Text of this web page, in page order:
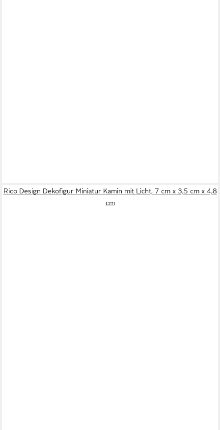
Rico Design Dekofigur Miniatur Kamin mit Licht, 7 cm x 3,5 cm x 4,8
cm